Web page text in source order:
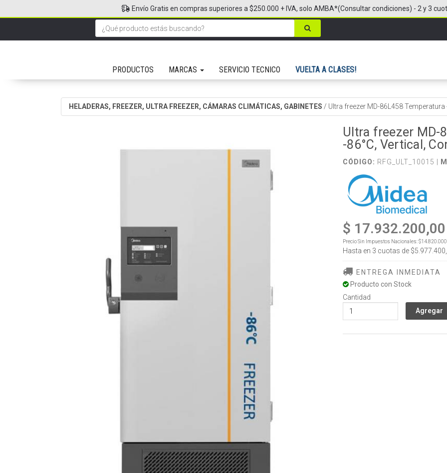
PRODUCTOS MARCAS SERVICIO TECNICO VUELTA A CLASES!
Envío Gratis en compras superiores a $250.000 + IVA, solo AMBA*(Consultar condiciones) - 2 y 3
HELADERAS, FREEZER, ULTRA FREEZER, CÁMARAS CLIMÁTICAS, GABINETES / Ultra freezer MD-86L458 Temperatura
Ultra freezer MD-
-86°C, Vertical,
CÓDIGO: RFG_ULT_10015 |
$ 17.932.200,00
Precio Sin Impuestos Nacionales:
Hasta en 3 cuotas de
ENTREGA INMEDIATA
Producto con Stock
Cantidad